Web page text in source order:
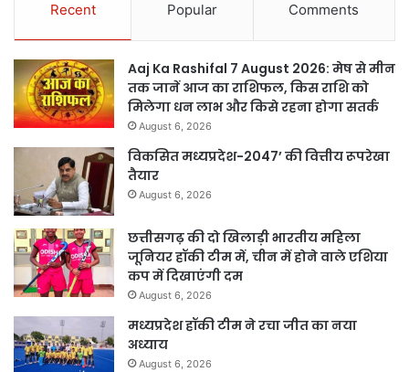
Recent Popular Comments
Aaj Ka Rashifal 7 August 2026: मेष से मीन
तक जानें आज का राशिफल, किस राशि को
मिलेगा धन लाभ और किसे रहना होगा सतर्क
August 6, 2026
विकसित मध्यप्रदेश-2047’ की वित्तीय रूपरेखा
तैयार
August 6, 2026
छत्तीसगढ़ की दो खिलाड़ी भारतीय महिला
जूनियर हॉकी टीम में, चीन में होने वाले एशिया
कप में दिखाएंगी दम
August 6, 2026
मध्यप्रदेश हॉकी टीम ने रचा जीत का नया
अध्याय
August 6, 2026